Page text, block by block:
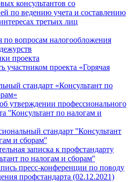
консультантов со
по ведению учета и составлению
третьих лиц
по вопросам налогообложения
проекта
участником проекта «Горячая
стандарт «Консультант по
утверждении профессионального
''Консультант по налогам и
стандарт ''Консультант
и сборам''
записка к профстандарту
по налогам и сборам''
пресс-конференции по поводу
профстандарта (02.12.2021)